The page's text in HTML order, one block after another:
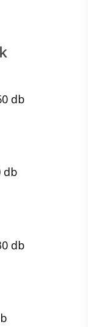
db
db
db